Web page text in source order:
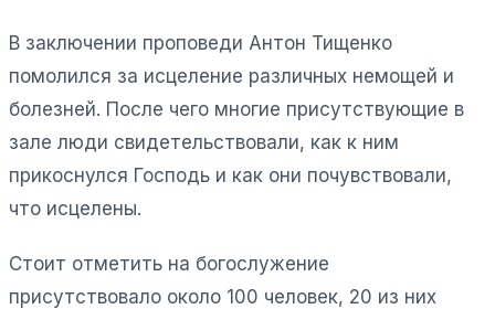
В заключении проповеди Антон Тищенко
помолился за исцеление различных немощей и
болезней. После чего многие присутствующие в
зале люди свидетельствовали, как к ним
прикоснулся Господь и как они почувствовали,
что исцелены.
Стоит отметить на богослужение
присутствовало около 100 человек, 20 из них